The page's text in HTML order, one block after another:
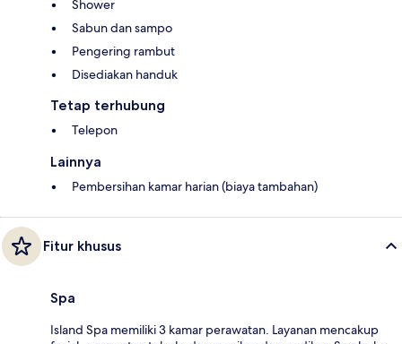
Shower
Sabun dan sampo
Pengering rambut
Disediakan handuk
Tetap terhubung
Telepon
Lainnya
Pembersihan kamar harian (biaya tambahan)
Fitur khusus
Spa
Island Spa memiliki 3 kamar perawatan. Layanan mencakup